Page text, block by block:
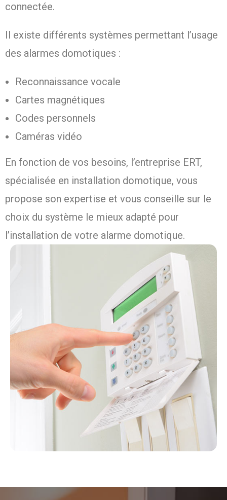
connectée.
Il existe différents systèmes permettant l’usage
des alarmes domotiques :
Reconnaissance vocale
Cartes magnétiques
Codes personnels
Caméras vidéo
En fonction de vos besoins, l’entreprise ERT,
spécialisée en installation domotique, vous
propose son expertise et vous conseille sur le
choix du système le mieux adapté pour
l’installation de votre alarme domotique.